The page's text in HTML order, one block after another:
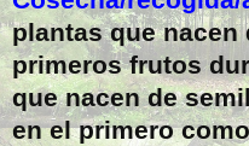
plantas que
primeros frutos
que nacen de
en el primero